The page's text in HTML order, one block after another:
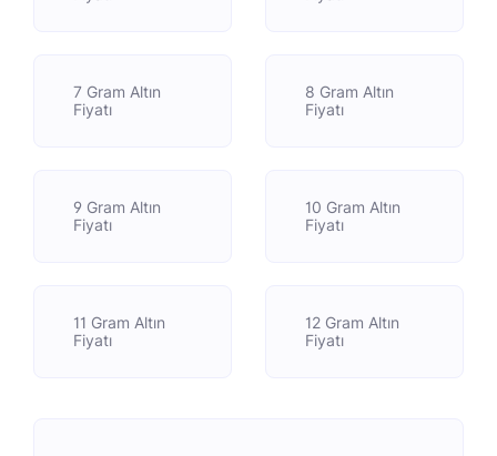
7 Gram Altın
Fiyatı
8 Gram Altın
Fiyatı
9 Gram Altın
Fiyatı
10 Gram Altın
Fiyatı
11 Gram Altın
Fiyatı
12 Gram Altın
Fiyatı